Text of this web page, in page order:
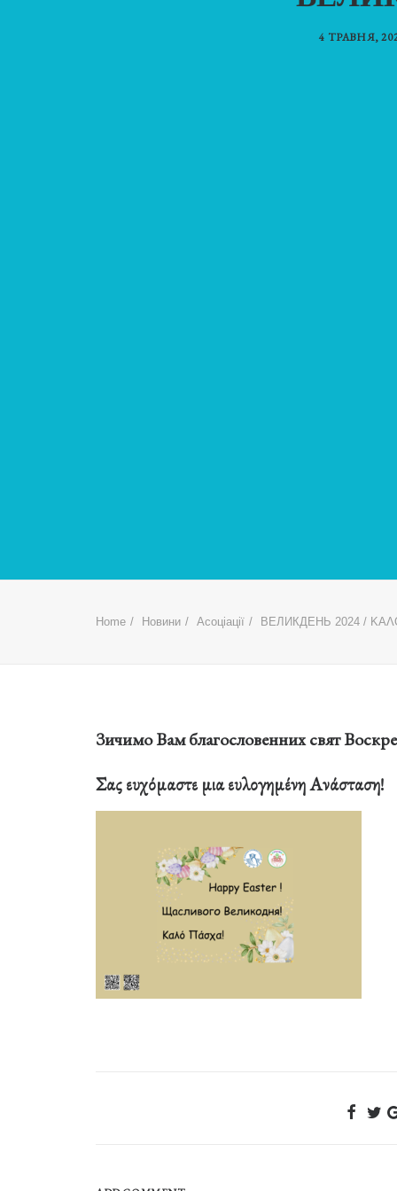
4 ТРАВНЯ,
Home Новини Асоціації ВЕЛИКДЕНЬ 2024 /
Зичимо Вам благословенних свят
Σας ευχόμαστε μια ευλογημένη Ανάσταση!